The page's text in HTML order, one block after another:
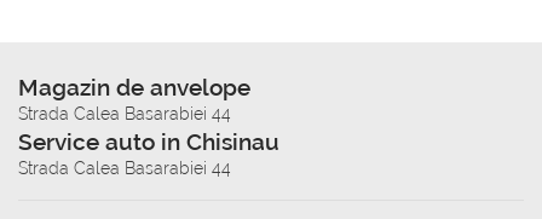
Magazin de anvelope
Strada Calea Basarabiei 44
Service auto in Chisinau
Strada Calea Basarabiei 44